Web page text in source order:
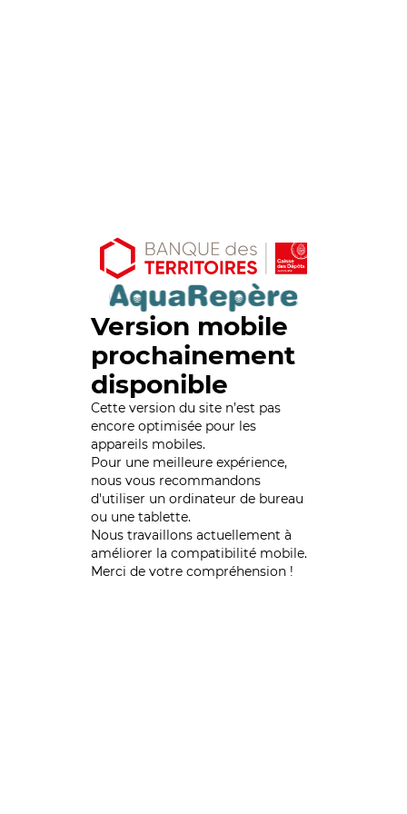
Version mobile
prochainement
disponible
Cette version du site n’est pas
encore optimisée pour les
appareils mobiles.
Pour une meilleure expérience,
nous vous recommandons
d'utiliser un ordinateur de bureau
ou une tablette.
Nous travaillons actuellement à
améliorer la compatibilité mobile.
Merci de votre compréhension !